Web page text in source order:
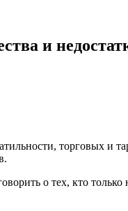
и
торговых
о тех, кто